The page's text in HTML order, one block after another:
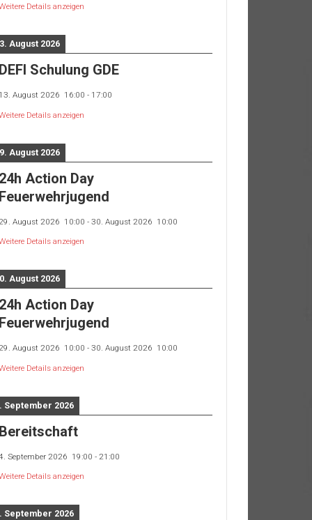
Details anzeigen
August 2026
Schulung GDE
August 2026 16:00 - 17:00
Details anzeigen
August 2026
Action Day
August 2026 10:00 - 30. August 2026 10:00
Details anzeigen
August 2026
Action Day
August 2026 10:00 - 30. August 2026 10:00
Details anzeigen
September 2026
September 2026 19:00 - 21:00
Details anzeigen
September 2026